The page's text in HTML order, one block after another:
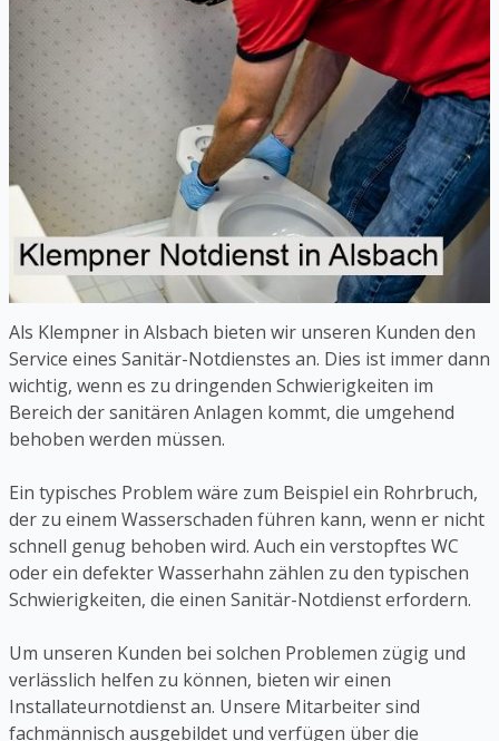
Als Klempner in Alsbach bieten wir unseren Kunden den
Service eines Sanitär-Notdienstes an. Dies ist immer dann
wichtig, wenn es zu dringenden Schwierigkeiten im
Bereich der sanitären Anlagen kommt, die umgehend
behoben werden müssen.
Ein typisches Problem wäre zum Beispiel ein Rohrbruch,
der zu einem Wasserschaden führen kann, wenn er nicht
schnell genug behoben wird. Auch ein verstopftes WC
oder ein defekter Wasserhahn zählen zu den typischen
Schwierigkeiten, die einen Sanitär-Notdienst erfordern.
Um unseren Kunden bei solchen Problemen zügig und
verlässlich helfen zu können, bieten wir einen
Installateurnotdienst an. Unsere Mitarbeiter sind
fachmännisch ausgebildet und verfügen über die